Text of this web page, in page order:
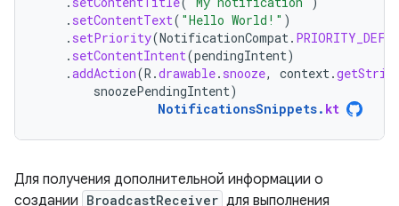
. setContentText( "Hello World!" )
. setPriority(NotificationCompat.
. setContentIntent(pendingIntent)
.addAction(R .drawable. snooze, context.
snoozePendingIntent)
NotificationsSnippets. kt
Для получения дополнительной информации о
создании BroadcastReceiver для выполнения